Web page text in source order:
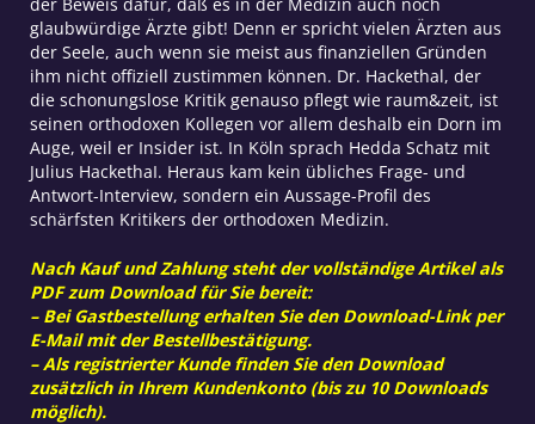
der Beweis dafür, daß es in der Medizin auch noch
glaubwürdige Ärzte gibt! Denn er spricht vielen Ärzten aus
der Seele, auch wenn sie meist aus finanziellen Gründen
ihm nicht offiziell zustimmen können. Dr. Hackethal, der
die schonungslose Kritik genauso pflegt wie raum&zeit, ist
seinen orthodoxen Kollegen vor allem deshalb ein Dorn im
Auge, weil er Insider ist. In Köln sprach Hedda Schatz mit
Julius HackethaI. Heraus kam kein übliches Frage- und
Antwort-Interview, sondern ein Aussage-Profil des
schärfsten Kritikers der orthodoxen Medizin.
Nach Kauf und Zahlung steht der vollständige Artikel als
PDF zum Download für Sie bereit:
– Bei Gastbestellung erhalten Sie den Download-Link per
E-Mail mit der Bestellbestätigung.
– Als registrierter Kunde finden Sie den Download
zusätzlich in Ihrem Kundenkonto (bis zu 10 Downloads
möglich).